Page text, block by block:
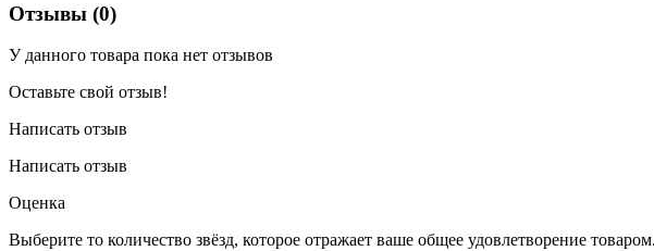
Отзывы (0)
У данного товара пока нет отзывов
Оставьте свой отзыв!
Написать отзыв
Написать отзыв
Оценка
Выберите то количество звёзд, которое отражает ваше общее удовлетворение товаром.